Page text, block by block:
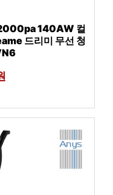
140AW 컬
드리미 무선 청